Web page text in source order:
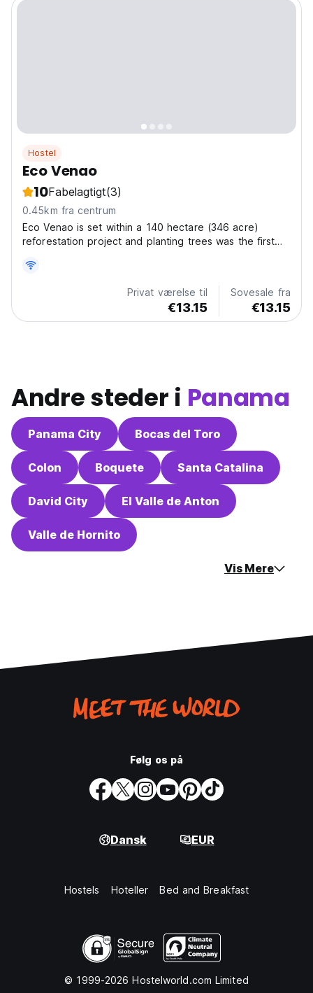
Hostel
Eco Venao
10Fabelagtigt(3)
0.45km fra centrum
Eco Venao is set within a 140 hectare (346 acre)
reforestation project and planting trees was the first
ecosystem) are now the rarest of the major tropical
forest ecosystems we are very dedicated...
Privat værelse til
€13.15
Sovesale fra
€13.15
Andre steder i Panama
Panama City Bocas del Toro
Colon Boquete Santa Catalina
David City El Valle de Anton
Valle de Hornito
Vis Mere
Følg os på
Dansk EUR
Hostels Hoteller Bed and Breakfast
© 1999-2026 Hostelworld.com Limited